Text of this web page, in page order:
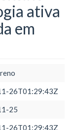
ativa
em
26T01:29:43Z
25
26T01:29:43Z